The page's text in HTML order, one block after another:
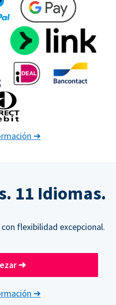
➔
11 Idiomas.
flexibilidad excepcional.
➔
➔